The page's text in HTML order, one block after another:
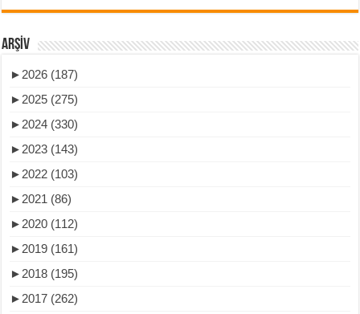
ARŞIV
► 2026 (187)
► 2025 (275)
► 2024 (330)
► 2023 (143)
► 2022 (103)
► 2021 (86)
► 2020 (112)
► 2019 (161)
► 2018 (195)
► 2017 (262)